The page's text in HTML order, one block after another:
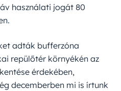
használati jogát 80
adták bufferzóna
repülőtér környékén az
érdekében,
decemberben mi is írtunk